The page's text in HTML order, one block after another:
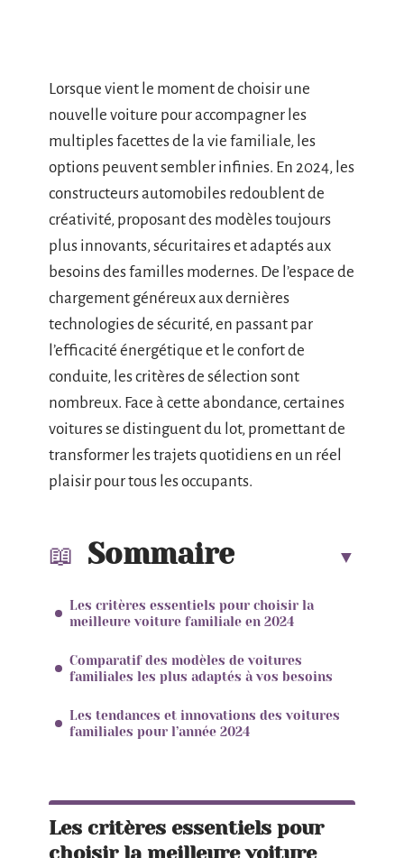
Lorsque vient le moment de choisir une
nouvelle voiture pour accompagner les
multiples facettes de la vie familiale, les
options peuvent sembler infinies. En 2024, les
constructeurs automobiles redoublent de
créativité, proposant des modèles toujours
plus innovants, sécuritaires et adaptés aux
besoins des familles modernes. De l’espace de
chargement généreux aux dernières
technologies de sécurité, en passant par
l’efficacité énergétique et le confort de
conduite, les critères de sélection sont
nombreux. Face à cette abondance, certaines
voitures se distinguent du lot, promettant de
transformer les trajets quotidiens en un réel
plaisir pour tous les occupants.
Sommaire
Les critères essentiels pour choisir la
meilleure voiture familiale en 2024
Comparatif des modèles de voitures
familiales les plus adaptés à vos besoins
Les tendances et innovations des voitures
familiales pour l’année 2024
Les critères essentiels pour
choisir la meilleure voiture